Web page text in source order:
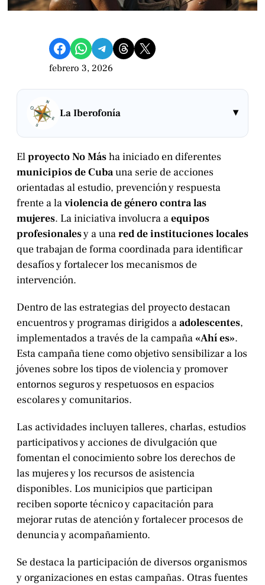
Compartir en Facebook Compartir en WhatsApp Compartir en Telegram Share on Threads Compartir en X
febrero 3, 2026
La Iberofonía ▾
Elproyecto No Másha iniciado en diferentes
municipios de Cubauna serie de acciones
orientadas al estudio, prevención y respuesta
frente a laviolencia de género contra las
mujeres. La iniciativa involucra aequipos
profesionalesy a unared de instituciones locales
que trabajan de forma coordinada para identificar
desafíos y fortalecer los mecanismos de
intervención.
Dentro de las estrategias del proyecto destacan
encuentros y programas dirigidos aadolescentes,
implementados a través de la campaña«Ahí es».
Esta campaña tiene como objetivo sensibilizar a los
jóvenes sobre los tipos de violencia y promover
entornos seguros y respetuosos en espacios
escolares y comunitarios.
Las actividades incluyen talleres, charlas, estudios
participativos y acciones de divulgación que
fomentan el conocimiento sobre los derechos de
las mujeres y los recursos de asistencia
disponibles. Los municipios que participan
reciben soporte técnico y capacitación para
mejorar rutas de atención y fortalecer procesos de
denuncia y acompañamiento.
Se destaca la participación de diversos organismos
y organizaciones en estas campañas. Otras fuentes